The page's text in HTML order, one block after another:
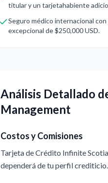
titular y un tarjetahabiente
Seguro médico internacional
excepcional de $250,000 USD.
Análisis Detallado
Management
Costos y Comisiones
Tarjeta de Crédito Infinite
dependerá de tu perfil crediticio.